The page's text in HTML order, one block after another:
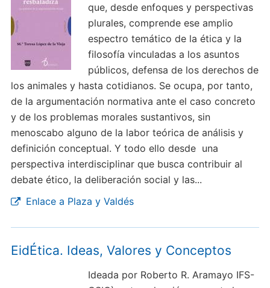
que, desde enfoques y perspectivas
plurales, comprende ese amplio
espectro temático de la ética y la
filosofía vinculadas a los asuntos
públicos, defensa de los derechos de
los animales y hasta cotidianos. Se ocupa, por tanto,
de la argumentación normativa ante el caso concreto
y de los problemas morales sustantivos, sin
menoscabo alguno de la labor teórica de análisis y
definición conceptual. Y todo ello desde una
perspectiva interdisciplinar que busca contribuir al
debate ético, la deliberación social y las...
Enlace a Plaza y Valdés
EidÉtica. Ideas, Valores y Conceptos
Ideada por Roberto R. Aramayo IFS-